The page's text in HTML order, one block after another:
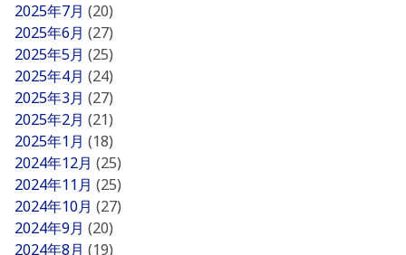
2025年7月 (20)
2025年6月 (27)
2025年5月 (25)
2025年4月 (24)
2025年3月 (27)
2025年2月 (21)
2025年1月 (18)
2024年12月 (25)
2024年11月 (25)
2024年10月 (27)
2024年9月 (20)
2024年8月 (19)